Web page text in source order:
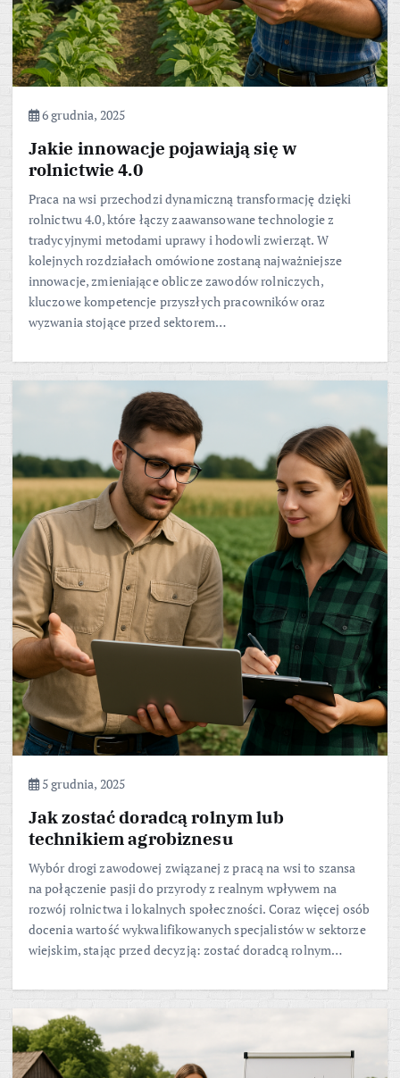
6 grudnia, 2025
Jakie innowacje pojawiają się w
rolnictwie 4.0
Praca na wsi przechodzi dynamiczną transformację dzięki
rolnictwu 4.0, które łączy zaawansowane technologie z
tradycyjnymi metodami uprawy i hodowli zwierząt. W
kolejnych rozdziałach omówione zostaną najważniejsze
innowacje, zmieniające oblicze zawodów rolniczych,
kluczowe kompetencje przyszłych pracowników oraz
wyzwania stojące przed sektorem…
5 grudnia, 2025
Jak zostać doradcą rolnym lub
technikiem agrobiznesu
Wybór drogi zawodowej związanej z pracą na wsi to szansa
na połączenie pasji do przyrody z realnym wpływem na
rozwój rolnictwa i lokalnych społeczności. Coraz więcej osób
docenia wartość wykwalifikowanych specjalistów w sektorze
wiejskim, stając przed decyzją: zostać doradcą rolnym…